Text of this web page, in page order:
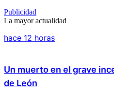
Publicidad
La mayor actualidad
hace 12 horas
Un muerto en el grave
de León